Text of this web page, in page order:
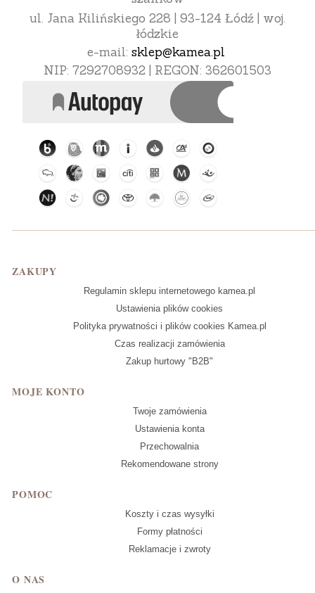
ul. Jana Kilińskiego 228 | 93-124 Łódź | woj.
łódzkie
e-mail: sklep@kamea.pl
NIP: 7292708932 | REGON: 362601503
Linki w stopce
ZAKUPY
Regulamin sklepu internetowego kamea.pl
Ustawienia plików cookies
Polityka prywatności i plików cookies Kamea.pl
Czas realizacji zamówienia
Zakup hurtowy "B2B"
MOJE KONTO
Twoje zamówienia
Ustawienia konta
Przechowalnia
Rekomendowane strony
POMOC
Koszty i czas wysyłki
Formy płatności
Reklamacje i zwroty
O NAS